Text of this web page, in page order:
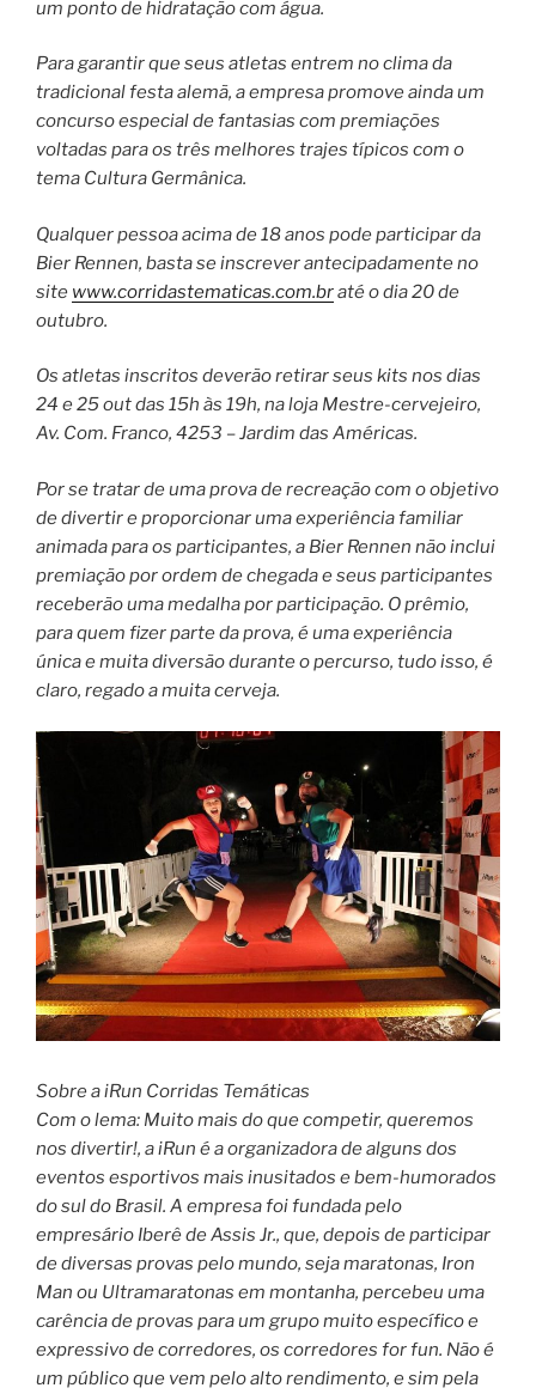
um ponto de hidratação com água.
Para garantir que seus atletas entrem no clima da
tradicional festa alemã, a empresa promove ainda um
concurso especial de fantasias com premiações
voltadas para os três melhores trajes típicos com o
tema Cultura Germânica.
Qualquer pessoa acima de 18 anos pode participar da
Bier Rennen, basta se inscrever antecipadamente no
site www.corridastematicas.com.braté o dia 20 de
outubro.
Os atletas inscritos deverão retirar seus kits nos dias
24 e 25 out das 15h às 19h, na loja Mestre-cervejeiro,
Av. Com. Franco, 4253 – Jardim das Américas.
Por se tratar de uma prova de recreação com o objetivo
de divertir e proporcionar uma experiência familiar
animada para os participantes, a Bier Rennen não inclui
premiação por ordem de chegada e seus participantes
receberão uma medalha por participação. O prêmio,
para quem fizer parte da prova, é uma experiência
única e muita diversão durante o percurso, tudo isso, é
claro, regado a muita cerveja.
Sobre a iRun Corridas Temáticas
Com o lema: Muito mais do que competir, queremos
nos divertir!, a iRun é a organizadora de alguns dos
eventos esportivos mais inusitados e bem-humorados
do sul do Brasil. A empresa foi fundada pelo
empresário Iberê de Assis Jr., que, depois de participar
de diversas provas pelo mundo, seja maratonas, Iron
Man ou Ultramaratonas em montanha, percebeu uma
carência de provas para um grupo muito específico e
expressivo de corredores, os corredores for fun. Não é
um público que vem pelo alto rendimento, e sim pela